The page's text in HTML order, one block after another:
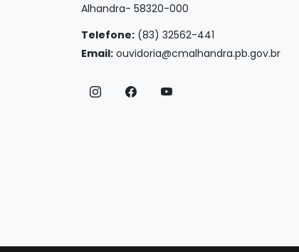
Alhandra- 58320-000
Telefone: (83) 32562-441
Email: ouvidoria@cmalhandra.pb.gov.br